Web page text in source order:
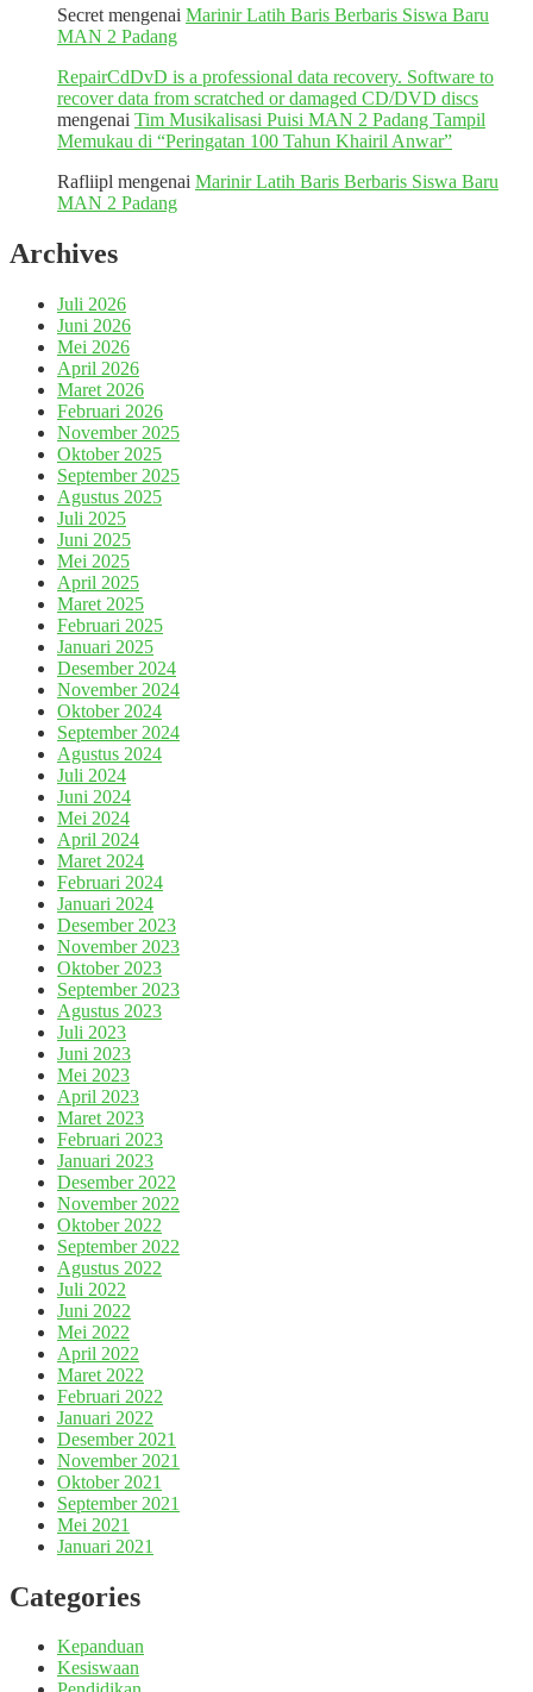
Secret mengenai Marinir Latih Baris Berbaris Siswa Baru
MAN 2 Padang
RepairCdDvD is a professional data recovery. Software to
recover data from scratched or damaged CD/DVD discs
mengenai Tim Musikalisasi Puisi MAN 2 Padang Tampil
Memukau di “Peringatan 100 Tahun Khairil Anwar”
Rafliipl mengenai Marinir Latih Baris Berbaris Siswa Baru
MAN 2 Padang
Archives
Juli 2026
Juni 2026
Mei 2026
April 2026
Maret 2026
Februari 2026
November 2025
Oktober 2025
September 2025
Agustus 2025
Juli 2025
Juni 2025
Mei 2025
April 2025
Maret 2025
Februari 2025
Januari 2025
Desember 2024
November 2024
Oktober 2024
September 2024
Agustus 2024
Juli 2024
Juni 2024
Mei 2024
April 2024
Maret 2024
Februari 2024
Januari 2024
Desember 2023
November 2023
Oktober 2023
September 2023
Agustus 2023
Juli 2023
Juni 2023
Mei 2023
April 2023
Maret 2023
Februari 2023
Januari 2023
Desember 2022
November 2022
Oktober 2022
September 2022
Agustus 2022
Juli 2022
Juni 2022
Mei 2022
April 2022
Maret 2022
Februari 2022
Januari 2022
Desember 2021
November 2021
Oktober 2021
September 2021
Mei 2021
Januari 2021
Categories
Kepanduan
Kesiswaan